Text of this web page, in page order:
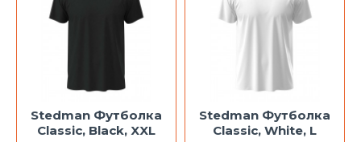
Stedman Футболка
Classic, Black, XXL
Stedman Футболка
Classic, White, L